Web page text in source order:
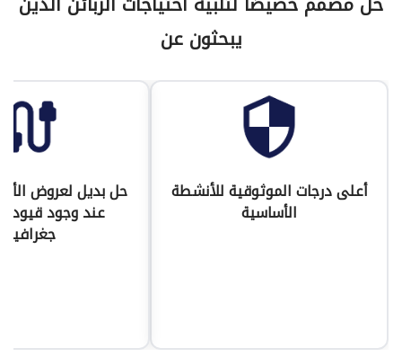
يبحثون عن
أعلى درجات الموثوقية للأنشطة
الأساسية
حل بديل لعروض
عند وجود قيود
جغرافية